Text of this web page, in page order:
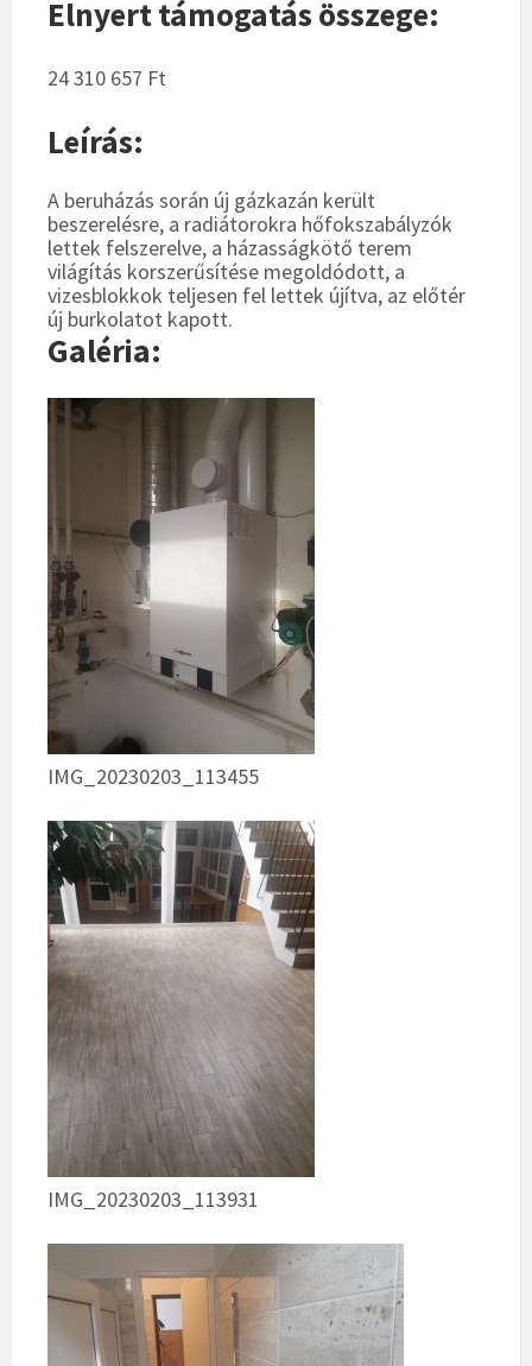
Elnyert támogatás összege:
24 310 657 Ft
Leírás:
A beruházás során új gázkazán került
beszerelésre, a radiátorokra hőfokszabályzók
lettek felszerelve, a házasságkötő terem
világítás korszerűsítése megoldódott, a
vizesblokkok teljesen fel lettek újítva, az előtér
új burkolatot kapott.
Galéria:
IMG_20230203_113455
IMG_20230203_113931